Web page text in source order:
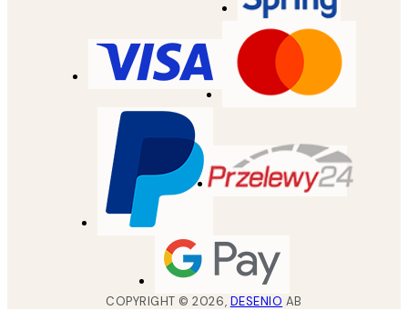
COPYRIGHT ©2026, DESENIO AB